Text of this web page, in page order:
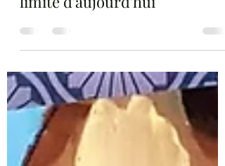
Du névrosé d'antan à l'homme
limite d'aujourd'hui